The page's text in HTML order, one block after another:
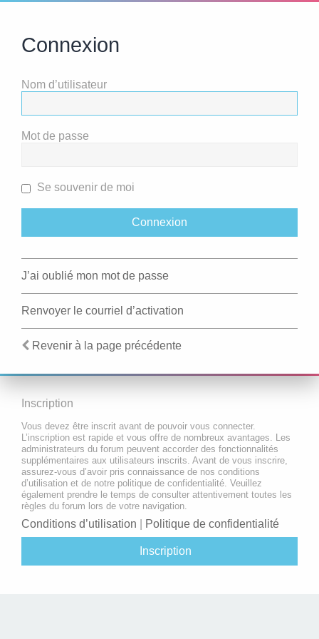
Connexion
Nom d’utilisateur
Mot de passe
Se souvenir de moi
J’ai oublié mon mot de passe
Renvoyer le courriel d’activation
Revenir à la page précédente
Inscription
Vous devez être inscrit avant de pouvoir vous connecter.
L’inscription est rapide et vous offre de nombreux avantages. Les
administrateurs du forum peuvent accorder des fonctionnalités
supplémentaires aux utilisateurs inscrits. Avant de vous inscrire,
assurez-vous d’avoir pris connaissance de nos conditions
d’utilisation et de notre politique de confidentialité. Veuillez
également prendre le temps de consulter attentivement toutes les
règles du forum lors de votre navigation.
Conditions d’utilisation Politique de confidentialité
Inscription